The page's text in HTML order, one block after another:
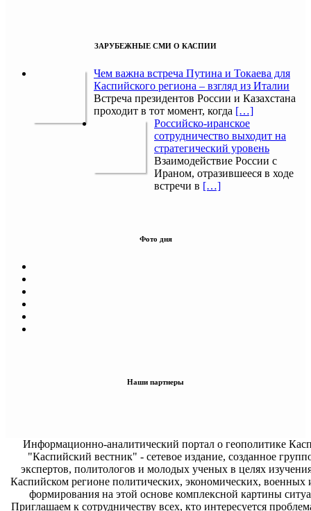
ЗАРУБЕЖНЫЕ СМИ О КАСПИИ
Чем важна встреча Путина и Токаева для
Каспийского региона – взгляд из Италии
Встреча президентов России и Казахстана
проходит в тот момент, когда […]
Российско-иранское
сотрудничество выходит на
стратегический уровень
Взаимодействие России с
Ираном, отразившееся в ходе
встречи в […]
Фото дня
Наши партнеры
Информационно-аналитический портал о геополитике
"Каспийский вестник" - сетевое издание, созданное
экспертов, политологов и молодых ученых в целях
Каспийском регионе политических, экономических, военных
формирования на этой основе комплексной картины
Приглашаем к сотрудничеству всех, кто интересуется